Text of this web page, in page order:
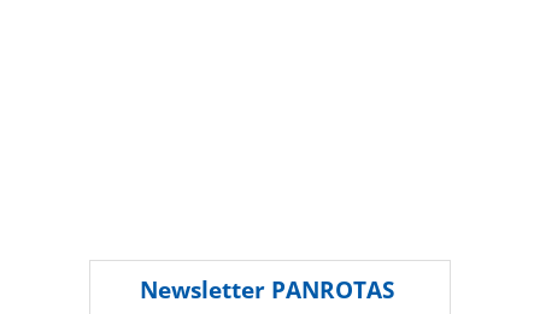
Newsletter PANROTAS